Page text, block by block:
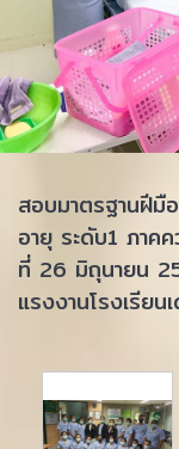
สอบมาตรฐานฝีมื
อายุ ระดับ1 ภาค
ที่ 26 มิถุนายน
แรงงานโรงเรียน